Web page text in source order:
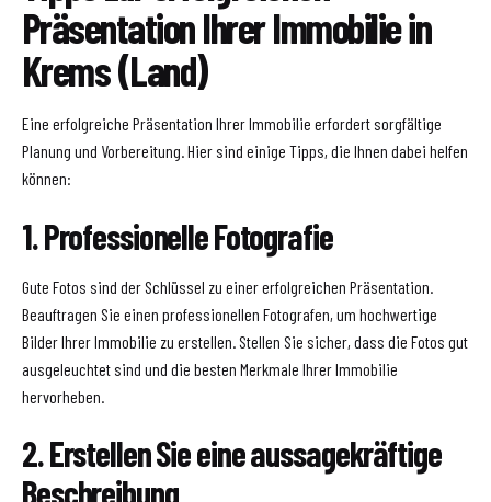
Präsentation Ihrer Immobilie in
Krems (Land)
Eine erfolgreiche Präsentation Ihrer Immobilie erfordert sorgfältige
Planung und Vorbereitung. Hier sind einige Tipps, die Ihnen dabei helfen
können:
1. Professionelle Fotografie
Gute Fotos sind der Schlüssel zu einer erfolgreichen Präsentation.
Beauftragen Sie einen professionellen Fotografen, um hochwertige
Bilder Ihrer Immobilie zu erstellen. Stellen Sie sicher, dass die Fotos gut
ausgeleuchtet sind und die besten Merkmale Ihrer Immobilie
hervorheben.
2. Erstellen Sie eine aussagekräftige
Beschreibung